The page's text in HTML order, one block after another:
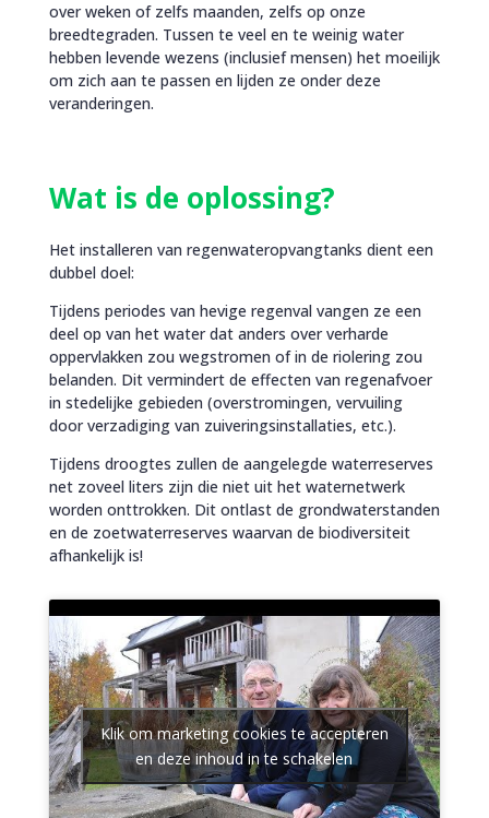
over weken of zelfs maanden, zelfs op onze
breedtegraden. Tussen te veel en te weinig water
hebben levende wezens (inclusief mensen) het moeilijk
om zich aan te passen en lijden ze onder deze
veranderingen.
Wat is de oplossing?
Het installeren van regenwateropvangtanks dient een
dubbel doel:
Tijdens periodes van hevige regenval vangen ze een
deel op van het water dat anders over verharde
oppervlakken zou wegstromen of in de riolering zou
belanden. Dit vermindert de effecten van regenafvoer
in stedelijke gebieden (overstromingen, vervuiling
door verzadiging van zuiveringsinstallaties, etc.).
Tijdens droogtes zullen de aangelegde waterreserves
net zoveel liters zijn die niet uit het waternetwerk
worden onttrokken. Dit ontlast de grondwaterstanden
en de zoetwaterreserves waarvan de biodiversiteit
afhankelijk is!
Klik om marketing cookies te accepteren
en deze inhoud in te schakelen